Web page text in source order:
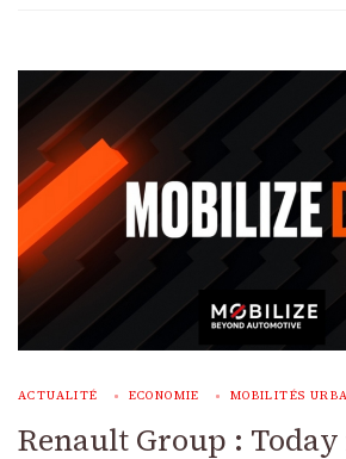
ACTUALITÉ ECONOMIE MOBILITÉS
Renault Group :